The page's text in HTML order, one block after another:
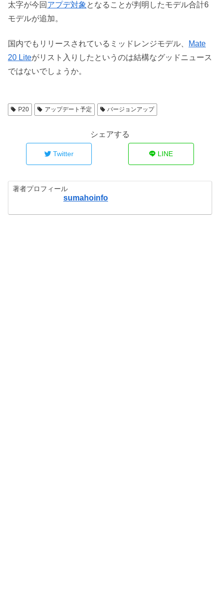
太字が今回 アプデ対象となることが判明したモデル合計6
モデルが追加。
国内でもリリースされているミッドレンジモデル、
Mate
20 Liteがリスト入りしたというのは結構なグッドニュース
ではないでしょうか。
P20 アップデート予定 バージョンアップ
シェアする
Twitter LINE
著者プロフィール
sumahoinfo